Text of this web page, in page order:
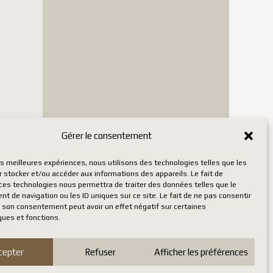
Gérer le consentement
meilleures expériences, nous utilisons des technologies telles que les
stocker et/ou accéder aux informations des appareils. Le fait de
technologies nous permettra de traiter des données telles que le
de navigation ou les ID uniques sur ce site. Le fait de ne pas consentir
son consentement peut avoir un effet négatif sur certaines
et fonctions.
Refuser Afficher les préférences